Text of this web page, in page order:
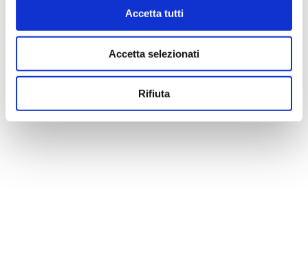
Accetta tutti
Accetta selezionati
Rifiuta